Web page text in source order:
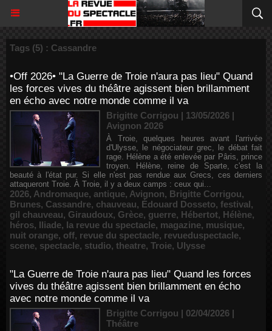
Tags (5) : Cassandre
•Off 2026• "La Guerre de Troie n'aura pas lieu" Quand
les forces vives du théâtre agissent bien brillamment
en écho avec notre monde comme il va
Brigitte Corrigou | 13/05/2026 |
Avignon 2026
À Troie, quelques heures avant l'arrivée
d'Ulysse, le négociateur grec, le débat fait
rage. Hélène a été enlevée par Pâris, prince
troyen. Hélène, reine de Sparte, c'est la
beauté à l'état pur. Si elle n'est pas rendue aux Grecs, ces derniers
attaqueront Troie. À Troie, il y a deux camps : ceux qui...
2026, Andromaque, antique, Avignon, Brigitte Corrigou,
Brunes, Cassandre, chauveau, Édouard Dosseto, festival,
gil chauveau, Giraudoux, Grèce, guerre, Hébertot, Hélène,
héros, Iliade, la revue du spectacle, magazine, musique,
nuit orange, off, revue du spectacle, revueduspectacle,
scene, spectacle, studio, theatre, Troie, Ulysse
"La Guerre de Troie n'aura pas lieu" Quand les forces
vives du théâtre agissent bien brillamment en écho
avec notre monde comme il va
Brigitte Corrigou | 02/04/2026 |
Théâtre